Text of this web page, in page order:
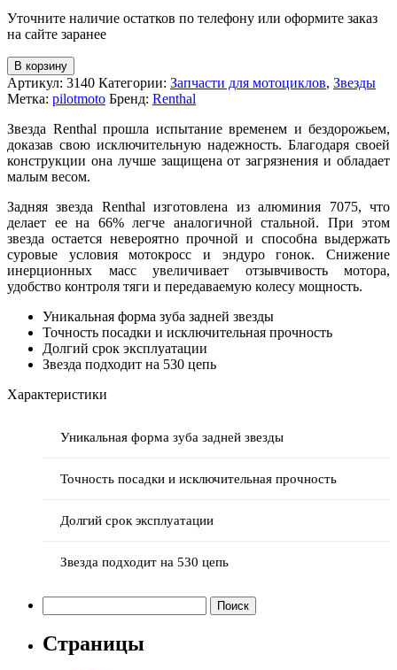
Honda
(JTR1334,
Уточните наличие остатков по телефону или оформите заказ
на сайте заранее
В корзину
Артикул: 3140 Категории: Запчасти для мотоциклов, Звезды
Метка: pilotmoto Бренд: Renthal
Звезда Renthal прошла испытание временем и бездорожьем,
доказав свою исключительную надежность. Благодаря своей
конструкции она лучше защищена от загрязнения и обладает
малым весом.
Задняя звезда Renthal изготовлена из алюминия 7075, что
делает ее на 66% легче аналогичной стальной. При этом
звезда остается невероятно прочной и способна выдержать
суровые условия мотокросс и эндуро гонок. Снижение
инерционных масс увеличивает отзывчивость мотора,
удобство контроля тяги и передаваемую колесу мощность.
Уникальная форма зуба задней звезды
Точность посадки и исключительная прочность
Долгий срок эксплуатации
Звезда подходит на 530 цепь
Характеристики
Уникальная форма зуба задней звезды
Точность посадки и исключительная прочность
Долгий срок эксплуатации
Звезда подходит на 530 цепь
Страницы